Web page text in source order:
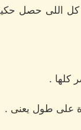
كل اللى
كلها .
على طول يعنى .